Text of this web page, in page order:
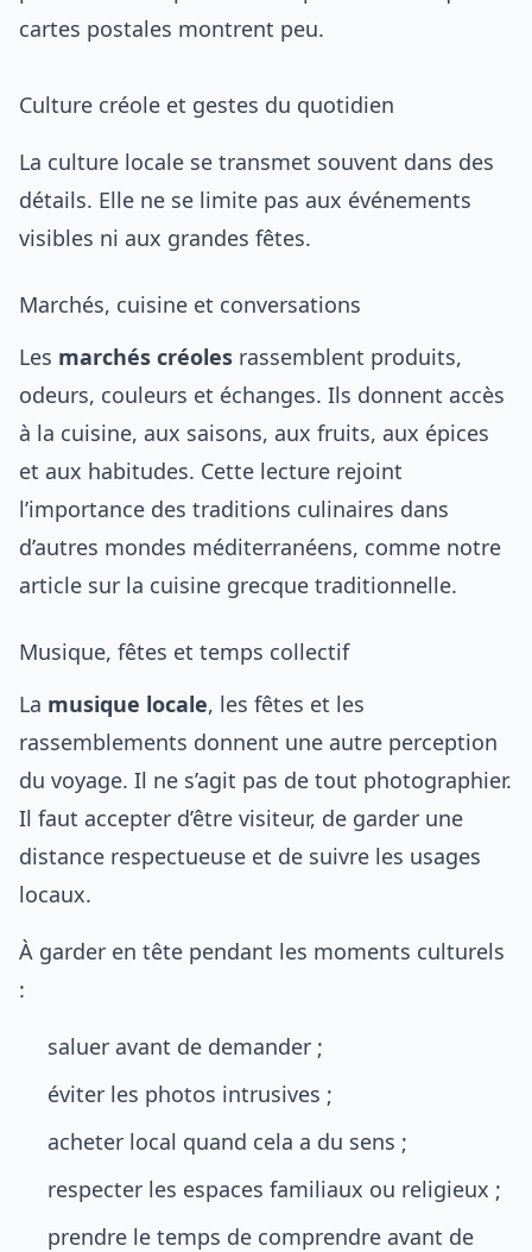
cartes postales montrent peu.
Culture créole et gestes du quotidien
La culture locale se transmet souvent dans des
détails. Elle ne se limite pas aux événements
visibles ni aux grandes fêtes.
Marchés, cuisine et conversations
Les marchés créoles rassemblent produits,
odeurs, couleurs et échanges. Ils donnent accès
à la cuisine, aux saisons, aux fruits, aux épices
et aux habitudes. Cette lecture rejoint
l’importance des traditions culinaires dans
d’autres mondes méditerranéens, comme notre
article sur la cuisine grecque traditionnelle.
Musique, fêtes et temps collectif
La musique locale, les fêtes et les
rassemblements donnent une autre perception
du voyage. Il ne s’agit pas de tout photographier.
Il faut accepter d’être visiteur, de garder une
distance respectueuse et de suivre les usages
locaux.
À garder en tête pendant les moments culturels
:
saluer avant de demander ;
éviter les photos intrusives ;
acheter local quand cela a du sens ;
respecter les espaces familiaux ou religieux ;
prendre le temps de comprendre avant de